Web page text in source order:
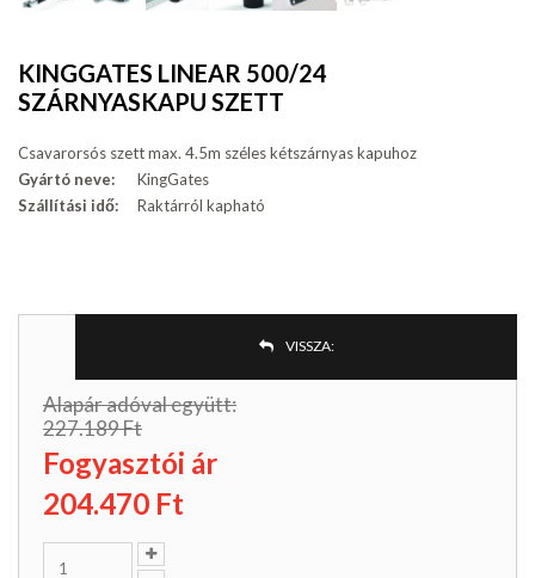
KINGGATES LINEAR 500/24
SZÁRNYASKAPU SZETT
Csavarorsós szett max. 4.5m széles kétszárnyas kapuhoz
Gyártó neve:
KingGates
Szállítási idő:
Raktárról kapható
VISSZA:
Alapár adóval együtt:
227.189 Ft
Fogyasztói ár
204.470 Ft